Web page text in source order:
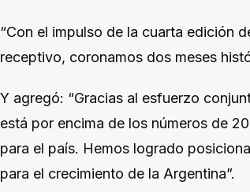
“Con el impulso de la cuarta edición
receptivo, coronamos dos meses
Y agregó: “Gracias al esfuerzo
está por encima de los números de
para el país. Hemos logrado
para el crecimiento de la Argentina”.